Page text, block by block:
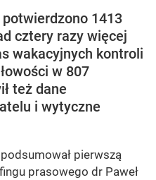
potwierdzono 1413
cztery razy więcej
wakacyjnych kontroli
w 807
też dane
i wytyczne
pierwszą
prasowego dr Paweł